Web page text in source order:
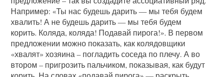
Например: «Ты нас будешь дарить — мы тебя будем
хвалить! А не будешь дарить — мы тебя будем
корить. Коляда, коляда! Подавай пирога!». В первом
предложении можно показать, как колядовщики
«хвалят» хозяина – погладить соседа по плечу. А во
втором – пригрозить пальчиком, показывая, как будут